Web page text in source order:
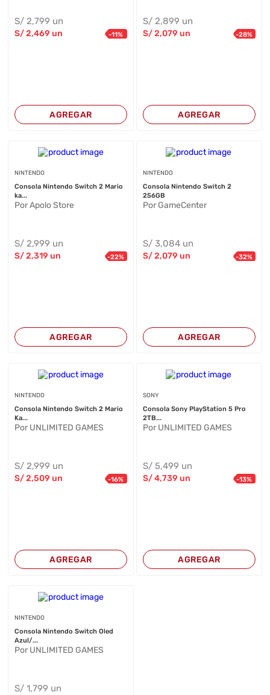
S/2,799 un
S/2,469 un -11%
AGREGAR
S/ 2,899 un
S/2,079 un -28%
AGREGAR
NINTENDO
Consola Nintendo Switch 2 Mario
ka...
Por Apolo Store
S/2,999 un
S/2,319 un -22%
AGREGAR
NINTENDO
Consola Nintendo Switch 2
256GB
Por GameCenter
S/ 3,084 un
S/2,079 un -32%
AGREGAR
NINTENDO
Consola Nintendo Switch 2 Mario
Ka...
Por UNLIMITED GAMES
S/2,999 un
S/2,509 un -16%
AGREGAR
SONY
Consola Sony PlayStation 5 Pro
2TB...
Por UNLIMITED GAMES
S/ 5,499 un
S/4,739 un -13%
AGREGAR
NINTENDO
Consola Nintendo Switch Oled
Azul/...
Por UNLIMITED GAMES
S/1,799 un